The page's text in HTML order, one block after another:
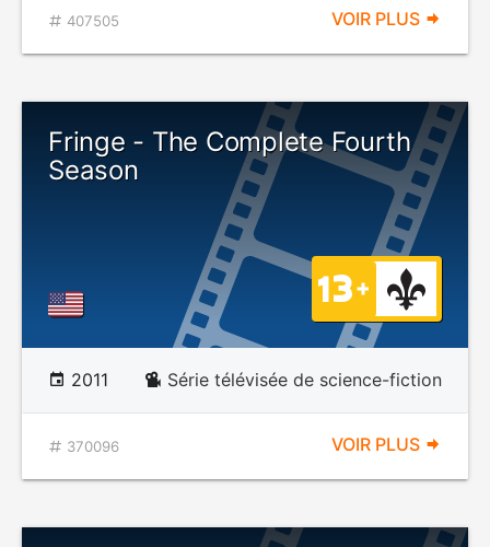
407505 VOIR PLUS
Fringe - The Complete Fourth
Season
2011 Série télévisée de science-fiction
370096 VOIR PLUS